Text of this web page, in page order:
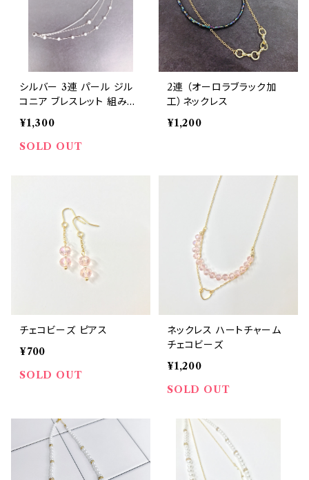
シルバー 3連 パール ジル
コニア ブレスレット 組みひ
も
¥1,300
SOLD OUT
2連 （オーロラブラック加
工）ネックレス
¥1,200
チェコビーズ ピアス
¥700
SOLD OUT
ネックレス ハートチャーム
チェコビーズ
¥1,200
SOLD OUT